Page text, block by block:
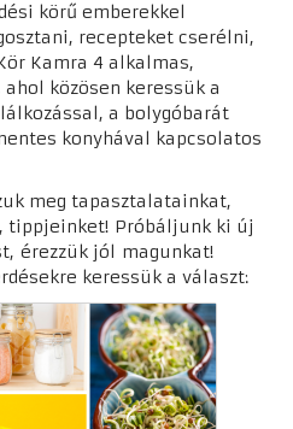
körű emberekkel
recepteket cserélni,
Kamra 4 alkalmas,
ahol közösen keressük a
a bolygóbarát
konyhával kapcsolatos
meg tapasztalatainkat,
tippjeinket! Próbáljunk ki új
érezzük jól magunkat!
keressük a választ: